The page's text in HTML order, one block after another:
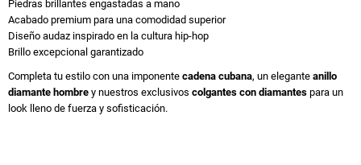
Piedras brillantes engastadas a mano
Acabado premium para una comodidad superior
Diseño audaz inspirado en la cultura hip-hop
Brillo excepcional garantizado
Completa tu estilo con una imponente cadena cubana, un elegante anillo
diamante hombre y nuestros exclusivos colgantes con diamantes para un
look lleno de fuerza y sofisticación.